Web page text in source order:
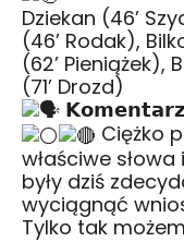
Dziekan (46’
(46’ Rodak),
(62’ Pieniążek),
(71’ Drozd)
𝗞𝗼𝗺𝗲𝗻𝘁𝗮𝗿𝘇
Ciężko
właściwe
były dziś
wyciągnąć
Tylko tak